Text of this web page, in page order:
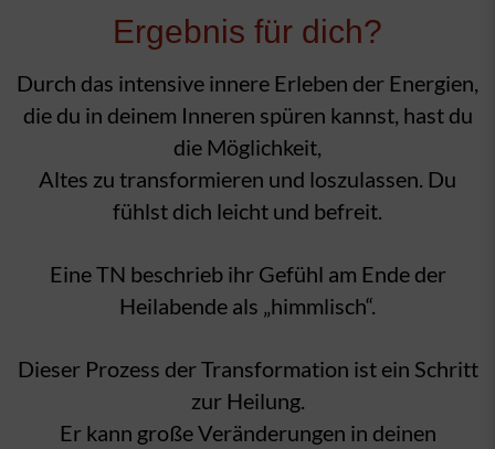
Ergebnis für dich?
Durch das intensive innere Erleben der Energien,
die du in deinem Inneren spüren kannst, hast du
die Möglichkeit,
Altes zu transformieren und loszulassen. Du
fühlst dich leicht und befreit.
Eine TN beschrieb ihr Gefühl am Ende der
Heilabende als „himmlisch“.
Dieser Prozess der Transformation ist ein Schritt
zur Heilung.
Er kann große Veränderungen in deinen